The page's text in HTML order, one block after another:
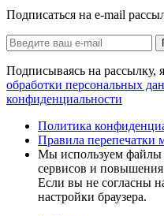
Подписаться на e-mail
Подписываясь на рассылку,
обработки персональных
конфиденциальности
Политика
Правила перепечатки
Мы используем файлы
сервисов и повышения
Если вы не согласны
настройки браузера.